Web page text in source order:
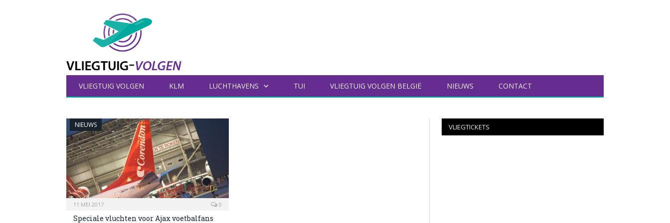
VLIEGTUIG VOLGEN KLM LUCHTHAVENS TUI VLIEGTUIG VOLGEN BELGIË NIEUWS CONTACT
NIEUWS
11 MEI 2017 0
Speciale vluchten voor Ajax voetbalfans
VLIEGTICKETS